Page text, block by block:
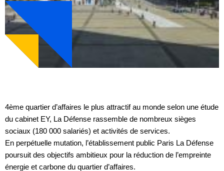
4ème quartier d’affaires le plus attractif au monde selon une étude
du cabinet EY, La Défense rassemble de nombreux sièges
sociaux (180 000 salariés) et activités de services.
En perpétuelle mutation, l’établissement public Paris La Défense
poursuit des objectifs ambitieux pour la réduction de l’empreinte
énergie et carbone du quartier d’affaires.